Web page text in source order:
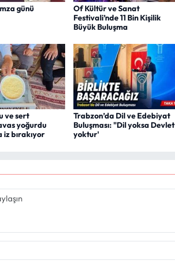
günü
Of Kültür ve Sanat
Festivali’nde 11 Bin Kişilik
Büyük Buluşma
ve sert
yoğurdu
bırakıyor
Trabzon’da Dil ve Edebiyat
Buluşması: "Dil yoksa Devlet
yoktur'